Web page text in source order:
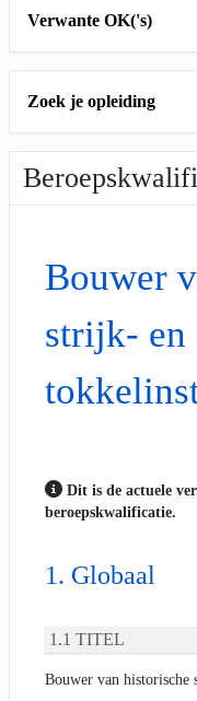
Verwante OK('s)
Zoek je opleiding
Bouwer
strijk- en
Dit is de actuele
beroepskwalificatie.
Globaal
TITEL
Bouwer van